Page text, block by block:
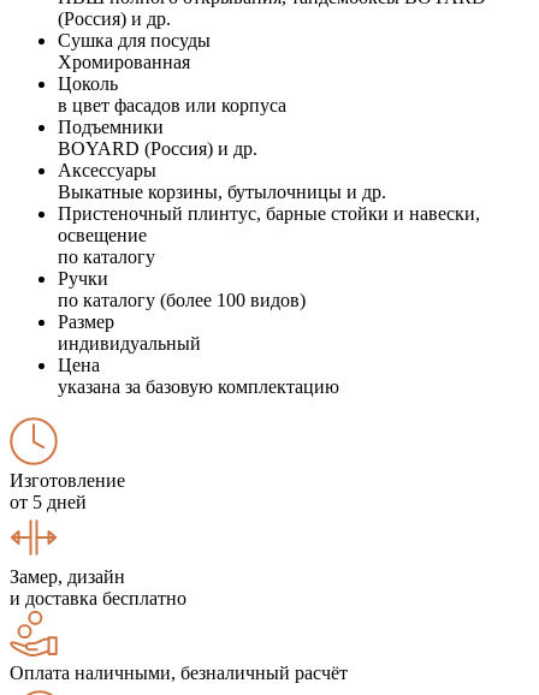
(Россия) и др.
Сушка для посуды
Хромированная
Цоколь
в цвет фасадов или корпуса
Подъемники
BOYARD (Россия) и др.
Аксессуары
Выкатные корзины, бутылочницы и др.
Пристеночный плинтус, барные стойки и навески,
освещение
по каталогу
Ручки
по каталогу (более 100 видов)
Размер
индивидуальный
Цена
указана за базовую комплектацию
Изготовление
от 5 дней
Замер, дизайн
и доставка бесплатно
Оплата наличными, безналичный расчёт